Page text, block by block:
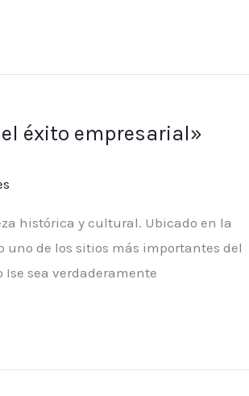
éxito empresarial»
histórica y cultural. Ubicado en la
uno de los sitios más importantes del
sea verdaderamente